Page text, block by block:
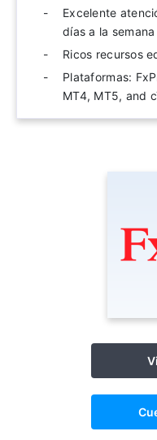
Excelente
días a la semana
Ricos recursos
Plataformas:
MT4, MT5, and